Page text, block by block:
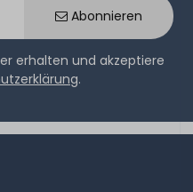
Abonnieren
erhalten und akzeptiere
.